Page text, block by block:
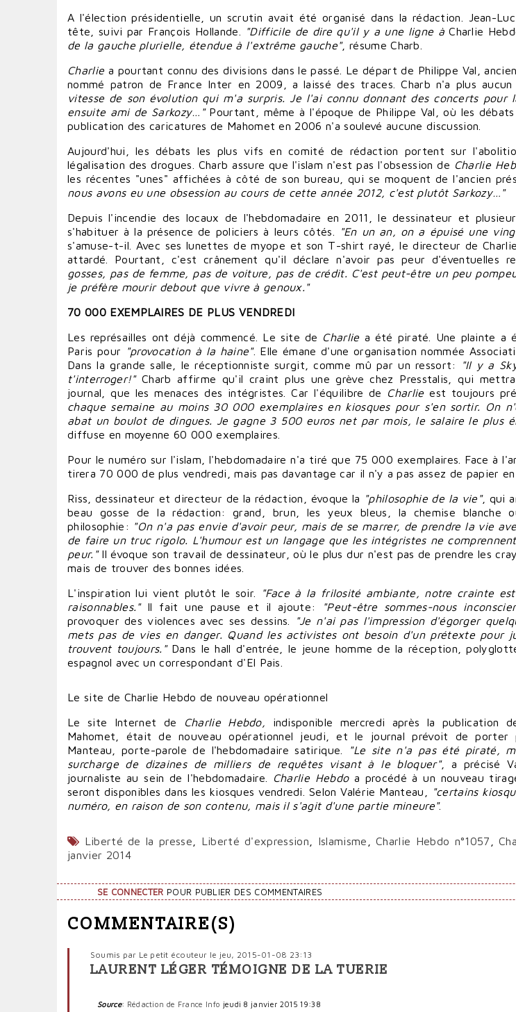
A l'élection présidentielle, un scrutin avait été organisé dans la rédaction. Jean-
tête, suivi par François Hollande "Difficile de direqu'il y a une ligne àCharlie
de la gauche plurielle, étendue à l'extrême gauche", résume Charb.
Charlie a pourtant connu des divisions dans le passé. Le départ de Philippe Val ,
nommé patron de France Inter en 2009, a laissé des traces. Charb n'a plus
vitesse de son évolution qui m'a surpris. Je l'ai connu donnant des concerts pour
ensuite ami de Sarkozy…"Pourtant, même à l'époque de Philippe Val, où les débats
publication des caricatures de Mahomet en 2006 n'a soulevé aucune discussion.
Aujourd'hui, les débats les plus vifs en comité de rédaction portent sur
légalisation desdrogues . Charb assure que l'islam n'est pas l'obsession de Charlie
les récentes "unes" affichées à côté de son bureau, qui se moquent de l'ancien
nous avons eu une obsession au cours de cette année 2012, c'est plutôt Sarkozy…"
Depuis l'incendie des locaux de l'hebdomadaire en 2011, le dessinateur et
s'habituer à la présence de policiers à leurs côtés. "En un an, on a épuisé une
s'amuse-t-il. Avec ses lunettes de myope et son T-shirt rayé, le directeur de
attardé. Pourtant, c'est crânement qu'il déclare n'avoir pas peur d'éventuelles
gosses, pas de femme, pas de voiture, pas de crédit. C'est peut-être un peu
je préfère mourirdebout que vivreà genoux."
70 000 EXEMPLAIRES DE PLUS VENDREDI
Les représailles ont déjà commencé. Le site de Charlie a été piraté. Une plainte a
Paris pour
"provocation à la haine". Elle émane d'une organisation nommée
Dans la grande salle, le réceptionniste surgit, comme mû par un ressort:
"Il y a
t'interroger!"Charb affirme qu'il craint plus une grève chez Presstalis, qui
journal, que les menaces des intégristes. Car l'équilibre de Charlie est toujours
chaque semaine au moins 30 000 exemplaires en kiosques pour s'en sortir. On
abat un boulot de dingues. Je gagne 3 500 euros net par mois, le salaire le plus
diffuse en moyenne 60 000 exemplaires.
Pour le numéro sur l'islam, l'hebdomadaire n'a tiré que 75 000 exemplaires. Face à
tirera 70 000 de plus vendredi, mais pas davantage car il n'y a pas assez de papier en
Riss, dessinateur et directeur de la rédaction, évoque la "philosophie de la vie", qui
beau gosse de la rédaction: grand, brun, les yeux bleus, la chemise blanche
philosophie: "On n'a pas envie d'avoirpeur, mais de se marrer, de prendre la vie
de faire un truc rigolo. L'humour est un langage que les intégristes ne
peur."Il évoque son travail de dessinateur, où le plus dur n'est pas deprendre les
mais de trouver des bonnes idées
L'inspiration lui vient plutôt le soir.
"Face à la frilosité ambiante, notre crainte
raisonnables."Il fait une pause et il ajoute: "Peut-être sommes-nous
provoquer des violences avec ses dessins. "Je n'ai pas l'impression d'égorger
mets pas de vies en danger. Quand les activistes ont besoin d'un prétexte pour
trouvent toujours."Dans le hall d'entrée, le jeune homme de la réception,
espagnol avec un correspondant d'El Pais.
Le site de Charlie Hebdo de nouveau opérationnel
Le site Internet de
Charlie Hebdo, indisponible mercredi après la publication
Mahomet, était de nouveau opérationnel jeudi, et le journal prévoit de porter
Manteau, porte-parole de l'hebdomadaire satirique.
"Le site n'a pas été piraté,
surcharge de dizaines de milliers de requêtes visant à le bloquer", a précisé
journaliste au sein de l'hebdomadaire.
Charlie Hebdoa procédé à un nouveau
seront disponibles dans les kiosques vendredi. Selon Valérie Manteau,
"certains
numéro, en raison de son contenu, mais il s'agit d'une partie mineure".
Liberté de la presse Liberté d'expression Islamisme ,Charlie Hebdo n°1057 ,
janvier 2014
SE CONNECTER POUR PUBLIER DES COMMENTAIRES
COMMENTAIRE(S)
Soumis par Le petit écouteur le jeu, 2015-01-08 23:13
LAURENT LÉGER TÉMOIGNE DE LA TUERIE
Source: Rédaction de France Info jeudi 8 janvier 2015 19:38